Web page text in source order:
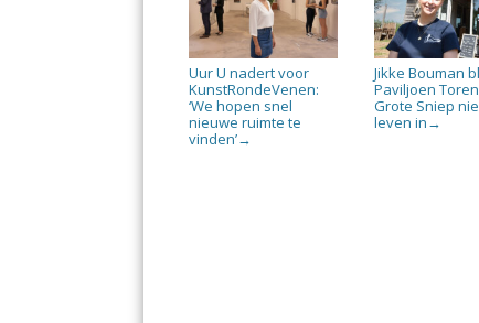
Uur U nadert voor
KunstRondeVenen:
‘We hopen snel
nieuwe ruimte te
vinden’→
Jikke Bouman
Paviljoen
Grote Sniep
leven in →